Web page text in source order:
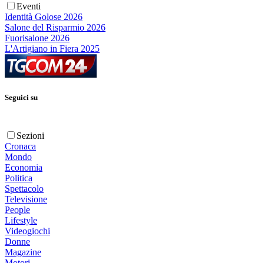
Eventi
Identità Golose 2026
Salone del Risparmio 2026
Fuorisalone 2026
L'Artigiano in Fiera 2025
Seguici su
Sezioni
Cronaca
Mondo
Economia
Politica
Spettacolo
Televisione
People
Lifestyle
Videogiochi
Donne
Magazine